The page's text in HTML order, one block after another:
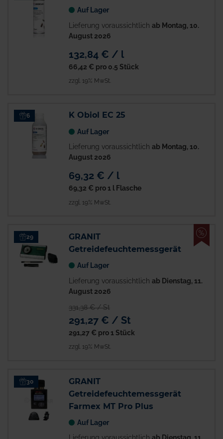
Auf Lager
Lieferung voraussichtlich ab Montag, 10.
August 2026
132,84 € / l
66,42 € pro 0.5 Stück
zzgl. 19% MwSt.
6 K Obiol EC 25
Auf Lager
Lieferung voraussichtlich ab Montag, 10.
August 2026
69,32 € / l
69,32 € pro 1 l Flasche
zzgl. 19% MwSt.
29
GRANIT
Getreidefeuchtemessgerät
Auf Lager
Lieferung voraussichtlich ab Dienstag, 11.
August 2026
331,38 € / St
291,27 € / St
291,27 € pro 1 Stück
zzgl. 19% MwSt.
%
30
GRANIT
Getreidefeuchtemessgerät
Farmex MT Pro Plus
Auf Lager